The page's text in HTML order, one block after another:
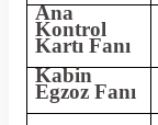
Ana
Kontrol
Kartı Fanı
Kabin
Egzoz Fanı